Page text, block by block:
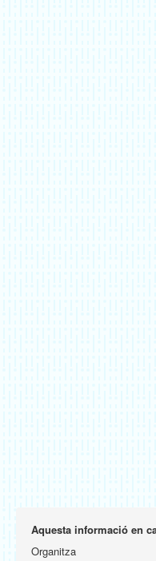
Aquesta informació en
Organitza